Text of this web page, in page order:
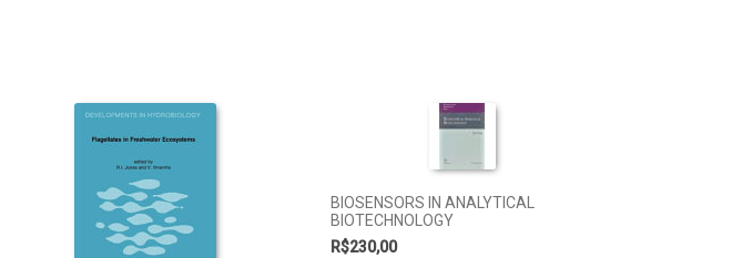
BIOSENSORS IN ANALYTICAL
BIOTECHNOLOGY
R$230,00